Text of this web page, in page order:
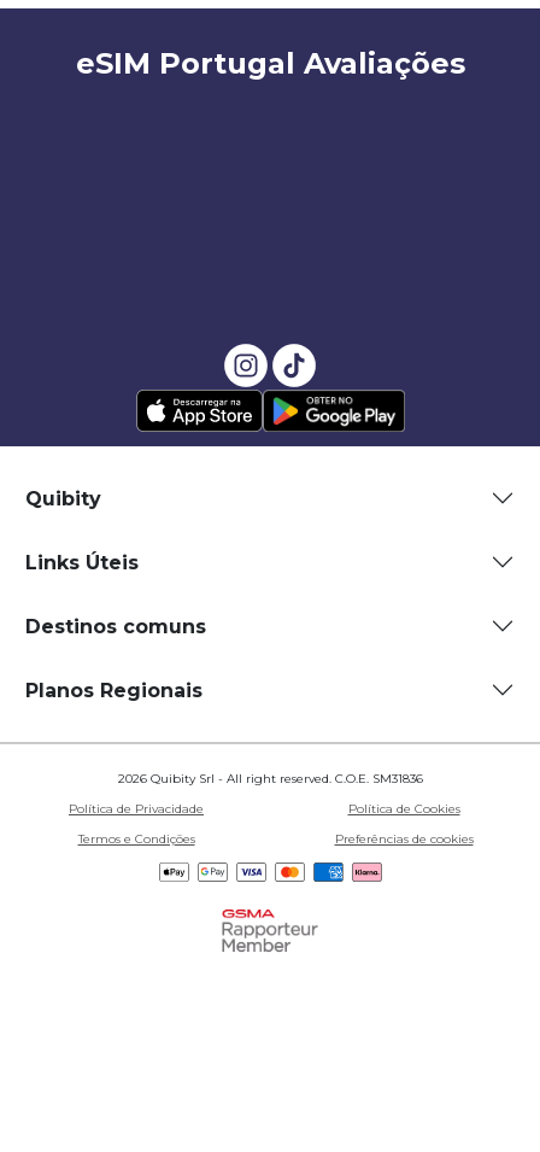
eSIM Portugal Avaliações
Quibity
Links Úteis
Destinos comuns
Planos Regionais
2026 Quibity Srl - All right reserved. C.O.E. SM31836
Política de Privacidade
Política de Cookies
Termos e Condições
Preferências de cookies